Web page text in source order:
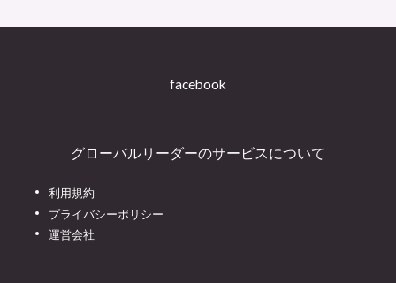
facebook
グローバルリーダーのサービスについて
利用規約
プライバシーポリシー
運営会社